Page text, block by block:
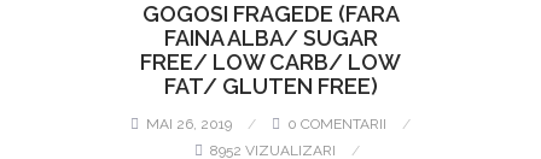
GOGOSI FRAGEDE (FARA
FAINA ALBA/ SUGAR
FREE/ LOW CARB/ LOW
FAT/ GLUTEN FREE)
MAI 26, 2019
0 COMENTARII
8952 VIZUALIZARI